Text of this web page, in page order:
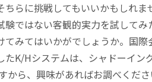
ちらに挑戦してもいいかもしれ
験ではない客観的実力を試して
てみてはいかがでしょうか。国
たK/Hシステムは、シャドーイン
から、興味があればお調べくだ